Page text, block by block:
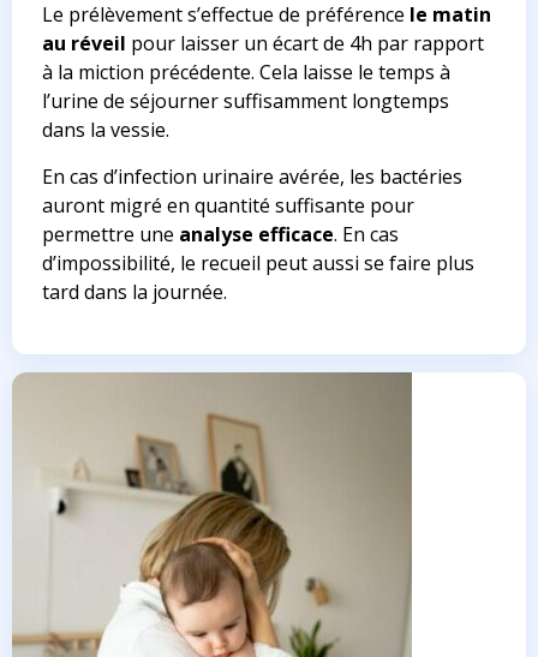
Le prélèvement s’effectue de préférence le matin
au réveil pour laisser un écart de 4h par rapport
à la miction précédente. Cela laisse le temps à
l’urine de séjourner suffisamment longtemps
dans la vessie.
En cas d’infection urinaire avérée, les bactéries
auront migré en quantité suffisante pour
permettre une analyse efficace. En cas
d’impossibilité, le recueil peut aussi se faire plus
tard dans la journée.